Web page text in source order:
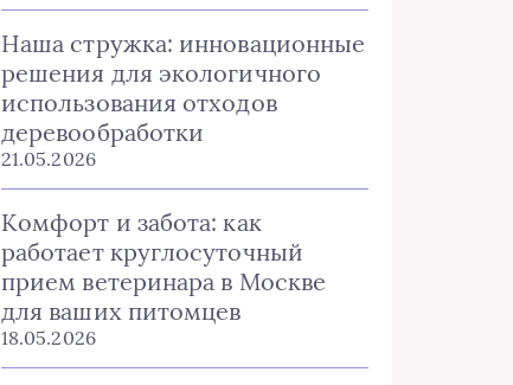
Наша стружка: инновационные
решения для экологичного
использования отходов
деревообработки
21.05.2026
Комфорт и забота: как
работает круглосуточный
прием ветеринара в Москве
для ваших питомцев
18.05.2026